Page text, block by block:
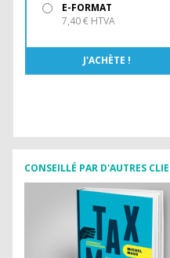
E-FORMAT
7,40 € HTVA
CONSEILLÉ PAR D'AUTRES